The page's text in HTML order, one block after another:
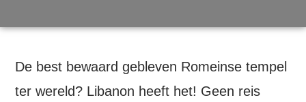
De best bewaard gebleven Romeinse tempel
ter wereld? Libanon heeft het! Geen reis